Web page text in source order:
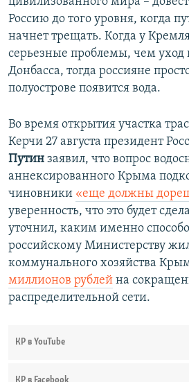
Россию до того уровня, когда
начнет трещать. Когда у
серьезные проблемы, чем
Донбасса, тогда россияне
полуострове появится вода.
Во время открытия участка
Керчи 27 августа президент
Путин заявил, что вопрос
аннексированного Крыма
чиновники «еще должны
уверенность, что это будет
уточнил, каким именно
российскому Министерству
коммунального хозяйства
миллионов рублей на
распределительной сети.
КР в YouTube